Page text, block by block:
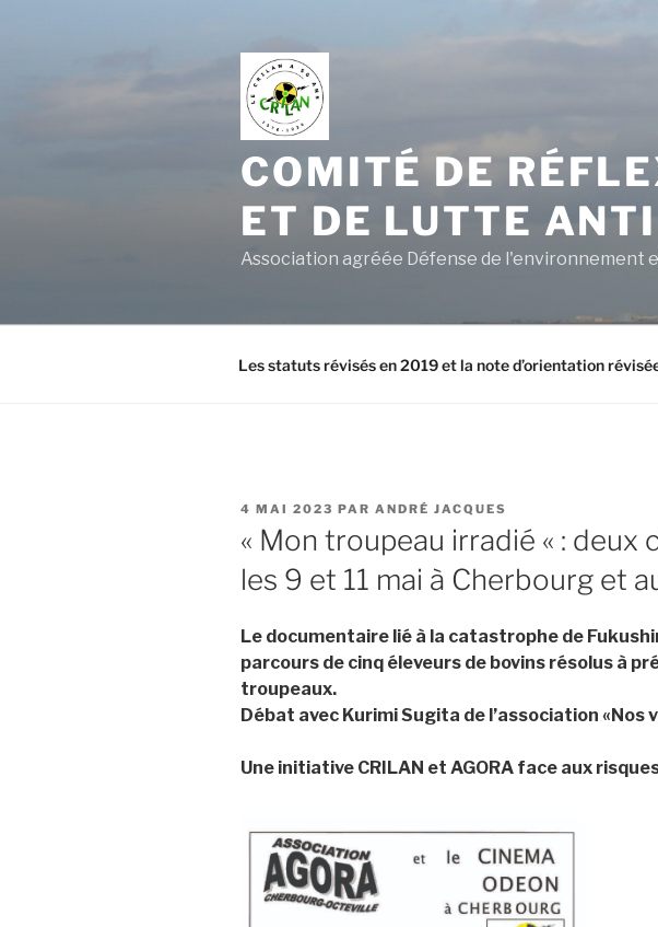
COMITÉ DE
ET DE LUTTE
Association agréée Défense de l'environnement
Les statuts révisés en 2019 et la note d’orientation
PUBLIÉ
4 MAI 2023 PAR ANDRÉ JACQUES
« Mon troupeau irradié « : deux
les 9 et 11 mai à Cherbourg et
Le documentaire lié à la catastrophe de
parcours de cinq éleveurs de bovins résolus à
troupeaux.
Débat avec Kurimi Sugita de l’association «Nos
Une initiative CRILAN et AGORA face aux